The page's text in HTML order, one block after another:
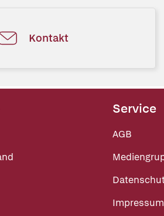
Kontakt
Service
AGB
Impressum